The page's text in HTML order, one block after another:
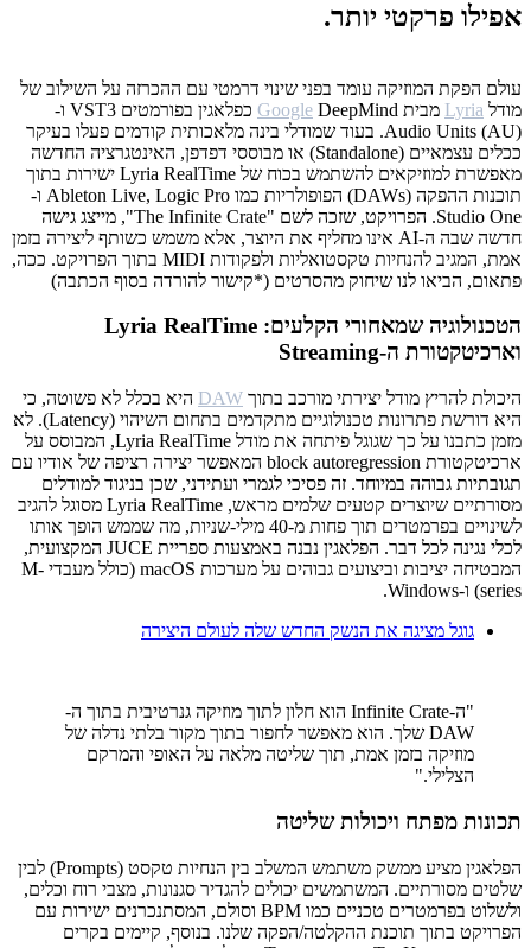
אפילו פרקטי יותר.
עולם הפקת המוזיקה עומד בפני שינוי דרמטי עם ההכרזה על השילוב של
מודל Lyria מבית Google
DeepMind כפלאגין בפורמטים VST3 ו-
Audio Units (AU). בעוד שמודלי בינה מלאכותית קודמים פעלו בעיקר
ככלים עצמאיים (Standalone) או מבוססי דפדפן, האינטגרציה החדשה
מאפשרת למוזיקאים להשתמש בכוח של Lyria RealTime ישירות בתוך
תוכנות ההפקה (DAWs) הפופולריות כמו Ableton Live, Logic Pro ו-
Studio One. הפרויקט, שזכה לשם "The Infinite Crate", מייצג גישה
חדשה שבה ה-AI אינו מחליף את היוצר, אלא משמש כשותף ליצירה בזמן
אמת, המגיב להנחיות טקסטואליות ולפקודות MIDI בתוך הפרויקט. ככה,
פתאום, הביאו לנו שיחוק מהסרטים (*קישור להורדה בסוף הכתבה)
הטכנולוגיה שמאחורי הקלעים: Lyria RealTime
וארכיטקטורת ה-Streaming
היכולת להריץ מודל יצירתי מורכב בתוך DAW היא בכלל לא פשוטה, כי
היא דורשת פתרונות טכנולוגיים מתקדמים בתחום השיהוי (Latency). לא
מזמן כתבנו על כך שגוגל פיתחה את מודל Lyria RealTime, המבוסס על
ארכיטקטורת block autoregression המאפשר יצירה רציפה של אודיו עם
תגובתיות גבוהה במיוחד. זה פסיכי לגמרי ועתידני, שכן בניגוד למודלים
מסורתיים שיוצרים קטעים שלמים מראש, Lyria RealTime מסוגל להגיב
לשינויים בפרמטרים תוך פחות מ-40 מילי-שניות, מה שממש הופך אותו
לכלי נגינה לכל דבר. הפלאגין נבנה באמצעות ספריית JUCE המקצועית,
המבטיחה יציבות וביצועים גבוהים על מערכות macOS (כולל מעבדי M-
series) ו-Windows.
גוגל מציגה את הנשק החדש שלה לעולם היצירה
"ה-Infinite Crate הוא חלון לתוך מוזיקה גנרטיבית בתוך ה-
DAW שלך. הוא מאפשר לחפור בתוך מקור בלתי נדלה של
מוזיקה בזמן אמת, תוך שליטה מלאה על האופי והמרקם
הצלילי."
תכונות מפתח ויכולות שליטה
הפלאגין מציע ממשק משתמש המשלב בין הנחיות טקסט (Prompts) לבין
שלטים מסורתיים. המשתמשים יכולים להגדיר סגנונות, מצבי רוח וכלים,
ולשלוט בפרמטרים טכניים כמו BPM וסולם, המסתנכרנים ישירות עם
הפרויקט בתוך תוכנת ההקלטה/הפקה שלנו. בנוסף, קיימים בקרים